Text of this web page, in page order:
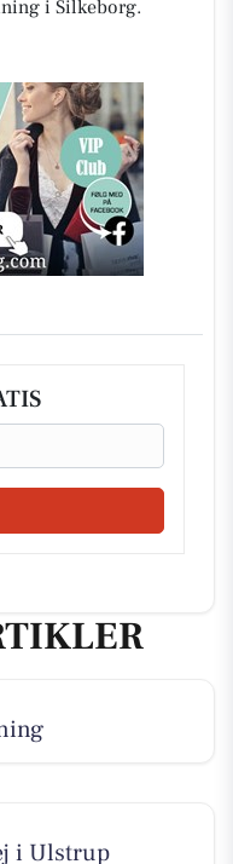
i Silkeborg.
i Ulstrup